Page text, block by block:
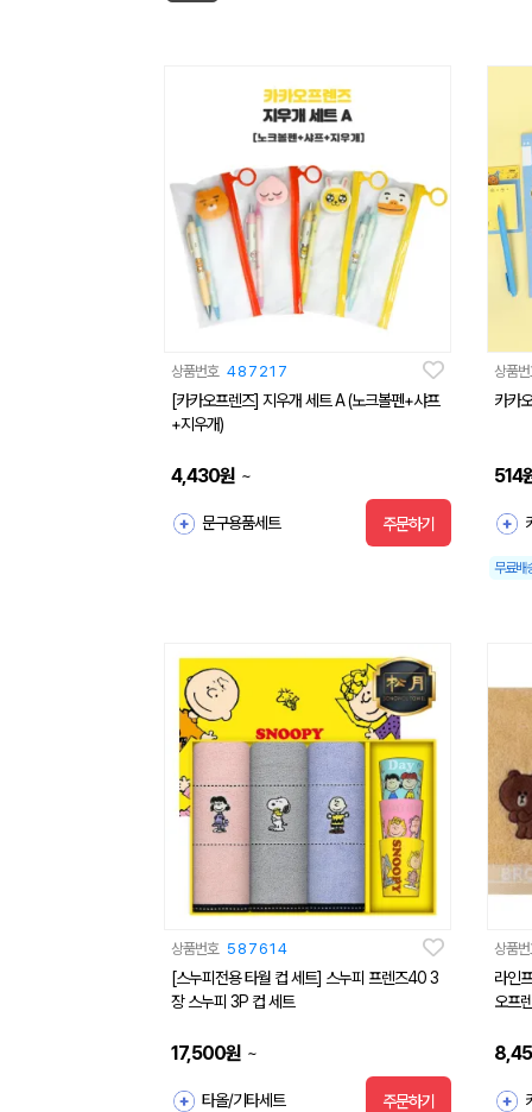
상품번호 487217
[카카오프렌즈] 지우개 세트 A (노크볼펜+샤프
+지우개)
4,430원 ~
문구용품세트 주문하기
상품
카카
514
무료배
상품번호 587614
[스누피전용 타월 컵 세트] 스누피 프렌즈40 3
장 스누피 3P 컵 세트
17,500원 ~
타올/기타세트 주문하기
상품
라인
오프